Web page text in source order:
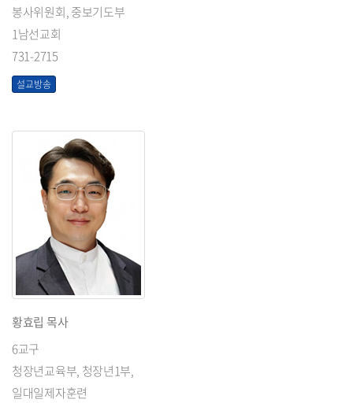
봉사위원회, 중보기도부
1남선교회
731-2715
설교방송
황효립 목사
6교구
청장년교육부, 청장년1부,
일대일제자훈련